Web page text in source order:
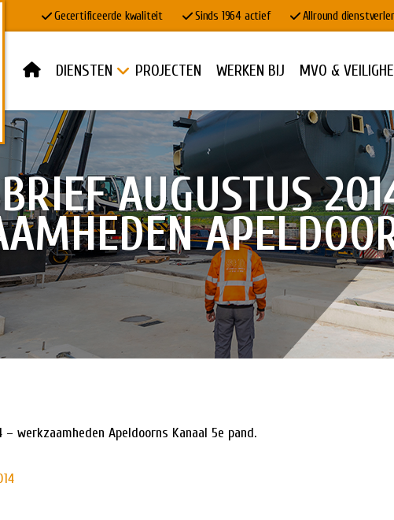
Gecertificeerde kwaliteit Sinds 1964 actief Allround
DIENSTEN PROJECTEN WERKEN BIJ MVO &
AUGUSTUS
werkzaamheden Apeldoorns Kanaal 5e pand.